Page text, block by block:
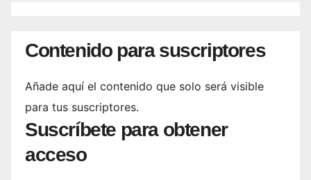
Contenido para suscriptores
Añade aquí el contenido que solo será visible
para tus suscriptores.
Suscríbete para obtener
acceso